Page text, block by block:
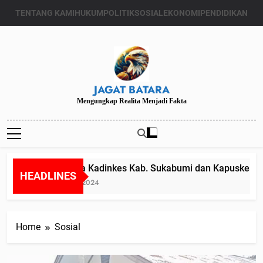
TENTANG KAMIHUKUMPOLITIKSOSIALEKONOMIPENDIDIKAN
JAGAT BATARA
Mengungkap Realita Menjadi Fakta
HEADLINES
Diduga Kadinkes Kab. Sukabumi dan
Juli 24, 2024
Home Sosial